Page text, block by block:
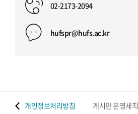
02-2173-2094
hufspr@hufs.ac.kr
개인정보처리방침 게시판 운영세칙